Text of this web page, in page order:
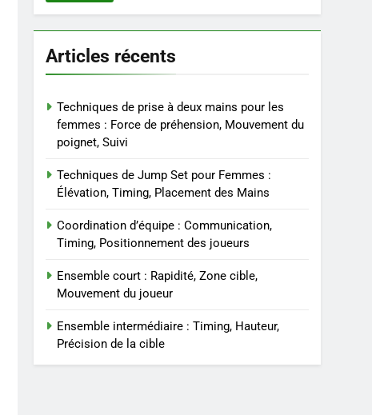
Articles récents
Techniques de prise à deux mains pour les
femmes : Force de préhension, Mouvement du
poignet, Suivi
Techniques de Jump Set pour Femmes :
Élévation, Timing, Placement des Mains
Coordination d’équipe : Communication,
Timing, Positionnement des joueurs
Ensemble court : Rapidité, Zone cible,
Mouvement du joueur
Ensemble intermédiaire : Timing, Hauteur,
Précision de la cible